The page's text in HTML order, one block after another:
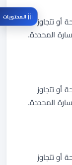
أو تتجاوز
المحددة.
أو تتجاوز
المحددة.
أو تتجاوز
المحتويات